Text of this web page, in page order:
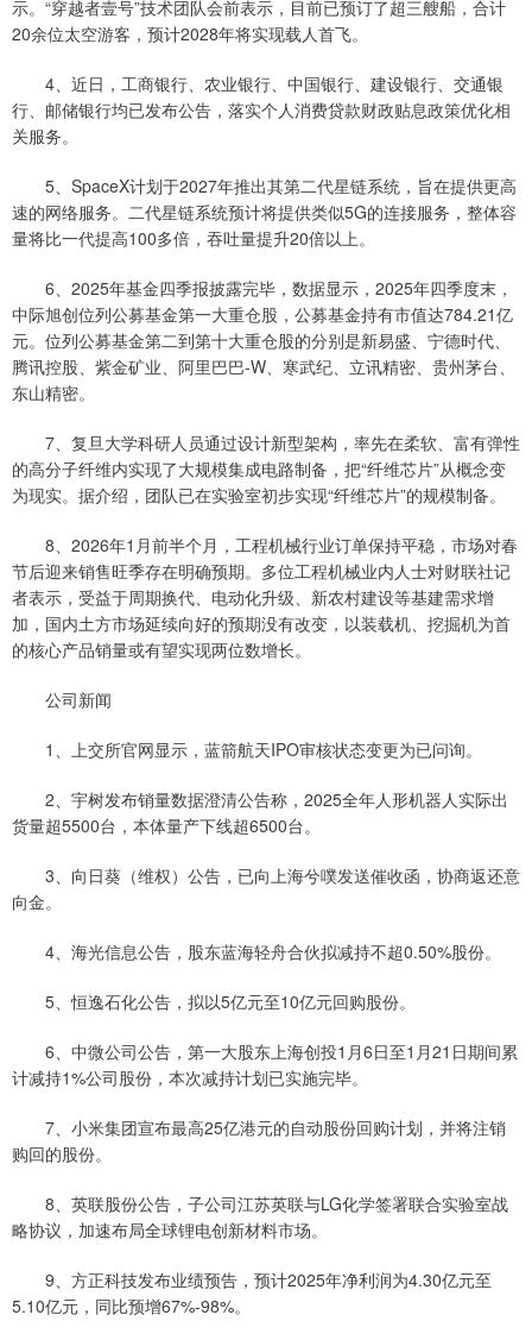
示。“穿越者壹号”技术团队会前表示，目前已预订了超三艘船，合计
20余位太空游客，预计2028年将实现载人首飞。
4、近日，工商银行、农业银行、中国银行、建设银行、交通银
行、邮储银行均已发布公告，落实个人消费贷款财政贴息政策优化相
关服务。
5、SpaceX计划于2027年推出其第二代星链系统，旨在提供更高
速的网络服务。二代星链系统预计将提供类似5G的连接服务，整体容
量将比一代提高100多倍，吞吐量提升20倍以上。
6、2025年基金四季报披露完毕，数据显示，2025年四季度末，
中际旭创位列公募基金第一大重仓股，公募基金持有市值达784.21亿
元。位列公募基金第二到第十大重仓股的分别是新易盛、宁德时代、
腾讯控股、紫金矿业、阿里巴巴-W、寒武纪、立讯精密、贵州茅台、
东山精密。
7、复旦大学科研人员通过设计新型架构，率先在柔软、富有弹性
的高分子纤维内实现了大规模集成电路制备，把“纤维芯片”从概念变
为现实。据介绍，团队已在实验室初步实现“纤维芯片”的规模制备。
8、2026年1月前半个月，工程机械行业订单保持平稳，市场对春
节后迎来销售旺季存在明确预期。多位工程机械业内人士对财联社记
者表示，受益于周期换代、电动化升级、新农村建设等基建需求增
加，国内土方市场延续向好的预期没有改变，以装载机、挖掘机为首
的核心产品销量或有望实现两位数增长。
公司新闻
1、上交所官网显示，蓝箭航天IPO审核状态变更为已问询。
2、宇树发布销量数据澄清公告称，2025全年人形机器人实际出
货量超5500台，本体量产下线超6500台。
3、向日葵（维权）公告，已向上海兮噗发送催收函，协商返还意
向金。
4、海光信息公告，股东蓝海轻舟合伙拟减持不超0.50%股份。
5、恒逸石化公告，拟以5亿元至10亿元回购股份。
6、中微公司公告，第一大股东上海创投1月6日至1月21日期间累
计减持1%公司股份，本次减持计划已实施完毕。
7、小米集团宣布最高25亿港元的自动股份回购计划，并将注销
购回的股份。
8、英联股份公告，子公司江苏英联与LG化学签署联合实验室战
略协议，加速布局全球锂电创新材料市场。
9、方正科技发布业绩预告，预计2025年净利润为4.30亿元至
5.10亿元，同比预增67%-98%。